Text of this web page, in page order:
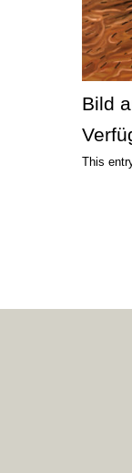
Bild
This